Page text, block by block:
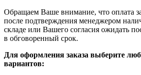
Обращаем Ваше внимание, что оплата
после подтверждения менеджером
складе или Вашего согласия ожидать
в обговоренный срок.
Для оформления заказа выберите
вариантов: